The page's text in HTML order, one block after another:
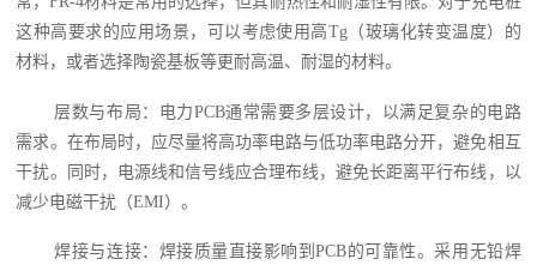
这种高要求的应用场景，可以考虑使用高Tg（玻璃化转变温度）的
材料，或者选择陶瓷基板等更耐高温、耐湿的材料。
层数与布局：电力PCB通常需要多层设计，以满足复杂的电路
需求。在布局时，应尽量将高功率电路与低功率电路分开，避免相互
干扰。同时，电源线和信号线应合理布线，避免长距离平行布线，以
减少电磁干扰（EMI）。
焊接与连接：焊接质量直接影响到PCB的可靠性。采用无铅焊